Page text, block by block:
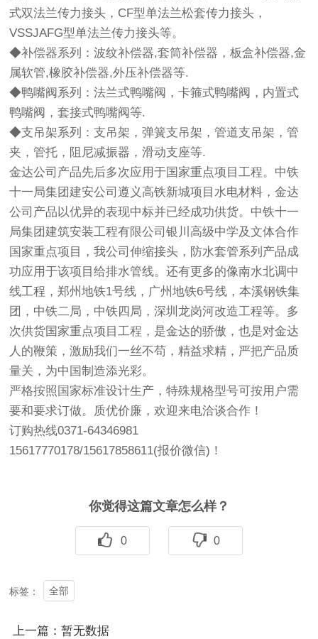
式双法兰传力接头，CF型单法兰松套传力接头，
VSSJAFG型单法兰传力接头等。
◆补偿器系列：波纹补偿器,套筒补偿器，板盒补偿器,金
属软管,橡胶补偿器,外压补偿器等.
◆鸭嘴阀系列：法兰式鸭嘴阀，卡箍式鸭嘴阀，内置式
鸭嘴阀，套接式鸭嘴阀等.
◆支吊架系列：支吊架，弹簧支吊架，管道支吊架，管
夹，管托，阻尼减振器，滑动支座等.
金达公司产品先后多次应用于国家重点项目工程。中铁
十一局集团建安公司遵义高铁新城项目水电材料，金达
公司产品以优异的表现中标并已经成功供货。中铁十一
局集团建筑安装工程有限公司银川高级中学及文体合作
国家重点项目，我公司伸缩接头，防水套管系列产品成
功应用于该项目给排水管线。还有更多的像南水北调中
线工程，郑州地铁1号线，广州地铁6号线，本溪钢铁集
团，中铁二局，中铁四局，深圳龙岗河改造工程等。多
次供货国家重点项目工程，是金达的骄傲，也是对金达
人的鞭策，激励我们一丝不苟，精益求精，严把产品质
量关，为中国制造添光彩。
严格按照国家标准设计生产，特殊规格型号可按用户需
要和要求订做。质优价廉，欢迎来电洽谈合作！
订购热线0371-64346981
15617770178/15617858611(报价微信)！
你觉得这篇文章怎么样？
0 0
标签： 全部
上一篇：暂无数据